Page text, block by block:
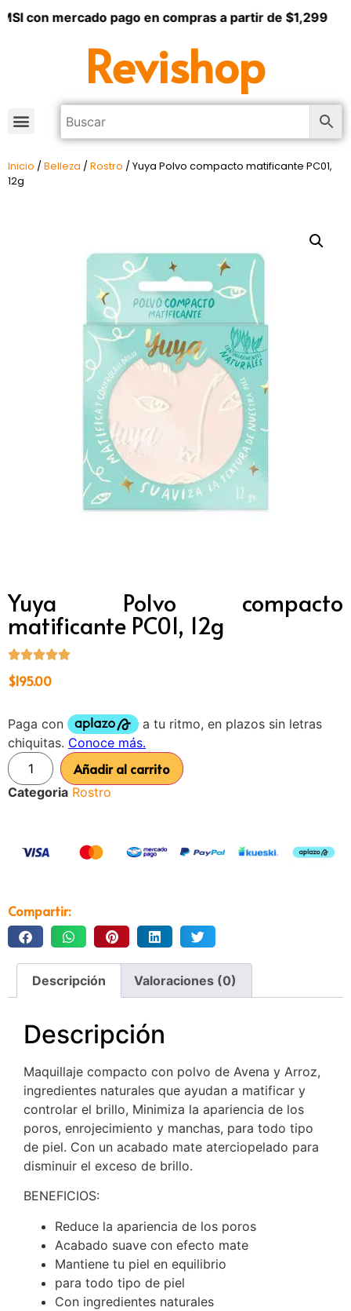
con mercado pago en compras a partir de $1,299
Revishop
Inicio / Belleza / Rostro / Yuya Polvo compacto matificante PC01,
12g
Yuya Polvo compacto
matificante PC01, 12g
$195.00
Añadir al carrito
Categoria Rostro
Compartir:
Descripción Valoraciones (0)
Descripción
Maquillaje compacto con polvo de Avena y Arroz,
ingredientes naturales que ayudan a matificar y
controlar el brillo, Minimiza la apariencia de los
poros, enrojecimiento y manchas, para todo tipo
de piel. Con un acabado mate aterciopelado para
disminuir el exceso de brillo.
BENEFICIOS:
Reduce la apariencia de los poros
Acabado suave con efecto mate
Mantiene tu piel en equilibrio
para todo tipo de piel
Con ingredientes naturales